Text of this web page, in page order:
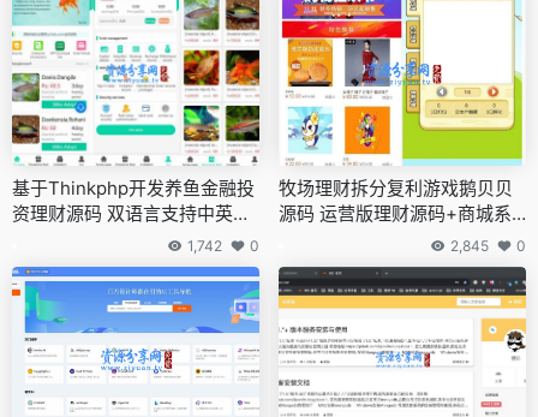
基于Thinkphp开发养鱼金融投
资理财源码 双语言支持中英文
1,742 0
牧场理财拆分复利游戏鹅贝贝
源码 运营版理财源码+商城系
2,845 0